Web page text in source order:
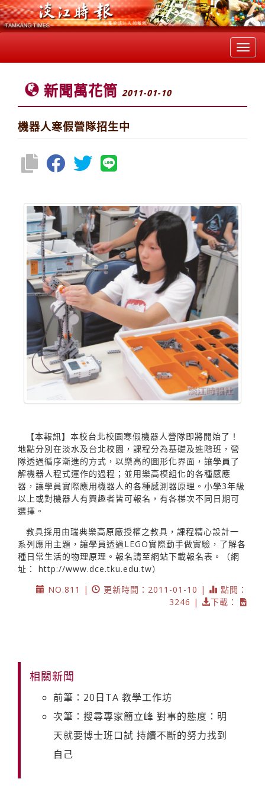
新聞萬花筒 2011-01-10
機器人寒假營隊招生中
【本報訊】本校台北校園寒假機器人營隊即將開始了！
地點分別在淡水及台北校園，課程分為基礎及進階班，營
隊透過循序漸進的方式，以樂高的圖形化界面，讓學員了
解機器人程式運作的過程；並用樂高模組化的各種感應
器，讓學員實際應用機器人的各種感測器原理。小學3年級
以上或對機器人有興趣者皆可報名，有各梯次不同日期可
選擇。
教具採用由瑞典樂高原廠授權之教具，課程精心設計一
系列應用主題，讓學員透過LEGO實際動手做實驗，了解各
種日常生活的物理原理。報名請至網站下載報名表。（網
址： http://www.dce.tku.edu.tw）
NO.811 |
更新時間：2011-01-10 |
點閱：
3246 |
下載：
相關新聞
前筆：20日TA 教學工作坊
次筆：搜尋專家簡立峰 對事的態度：明
天就要博士班口試 持續不斷的努力找到
自己